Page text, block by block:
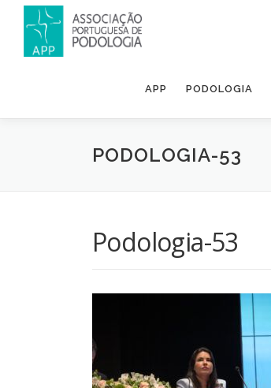
APP PODOLOGIA
PODOLOGIA-53
Podologia-53